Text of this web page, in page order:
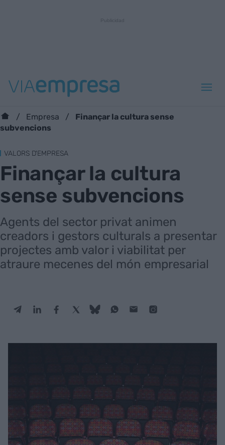
Empresa
Finançar la cultura sense
subvencions
VALORS D'EMPRESA
Finançar la cultura
sense subvencions
Agents del sector privat animen
creadors i gestors culturals a presentar
projectes amb valor i viabilitat per
atraure mecenes del món empresarial